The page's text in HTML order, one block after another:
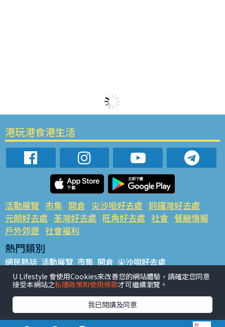
港玩港食港生活
活動展覽 市集 開倉 尖沙咀好去處 銅鑼灣好去處
元朗好去處 荃灣好去處 旺角好去處 社會 餐廳情報
戶外郊遊 社會福利
熱門類別
網民熱話 活動展覽 市集 開倉 尖沙咀好去處
銅鑼灣好去處 元朗好去處 荃灣好去處 旺角好去處 社會
餐廳情報 戶外郊遊
熱門標籤
#UGO搵好去處 #人氣活動推介 #美食社群熱話
U Lifestyle 會使用Cookies來改善您的網站體驗，請確定您同意
接受本網站之私隱政策和使用條款才可繼續瀏覽。
我已閱讀及同意